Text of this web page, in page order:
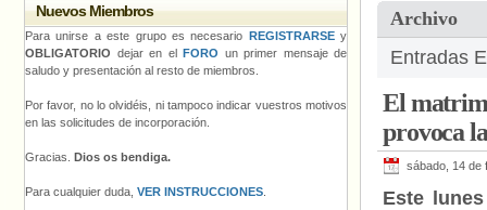
Archivo
Entradas
El
provoca
sábado, 14 de
Este
Nuevos Miembros
Para unirse a este grupo es necesario REGISTRARSEy
OBLIGATORIO dejar en el FORO un primer mensaje de
saludo y presentación al resto de miembros.
Por favor, no lo olvidéis, ni tampoco indicar vuestros motivos
en las solicitudes de incorporación.
Gracias. Dios os bendiga.
Para cualquier duda, VER INSTRUCCIONES